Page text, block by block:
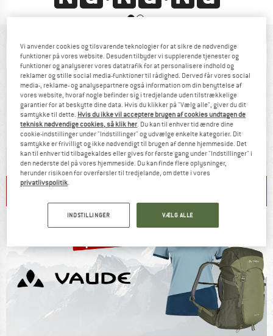
Vi anvender cookies og tilsvarende teknologier for at sikre de nødvendige
funktioner på vores website. Desuden tilbyder vi supplerende tjenester og
funktioner og analyserer vores datatrafik for at personalisere indhold og
reklamer og stille social media-funktioner til rådighed. Derved får vores social
media-, reklame- og analysepartnere også information om din benyttelse af
vores website, hvoraf nogle befinder sig i tredjelande uden tilstrækkelige
garantier for at beskytte dine data. Hvis du klikker på "Vælg alle", giver du dit
samtykke til dette. Hvis du ikke vil acceptere brugen af cookies undtagen de
teknisk nødvendige cookies, så klik her. Du kan til enhver tid ændre dine
cookie-indstillinger under "Indstillinger" og udvælge enkelte kategorier. Dit
samtykke er frivilligt og ikke nødvendigt til brugen af denne hjemmeside. Det
kan til enhver tid tilbagekaldes eller gives for første gang under "Indstillinger" i
den nederste del på vores hjemmeside. Du kan finde flere oplysninger,
herunder risikoen for overførsler til tredjelande, om dette i vores
privatlivspolitik.
INDSTILLINGER VÆLG ALLE